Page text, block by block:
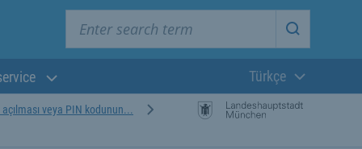
Start
Güncel dil:
Türkçe
veya PIN kodunun...